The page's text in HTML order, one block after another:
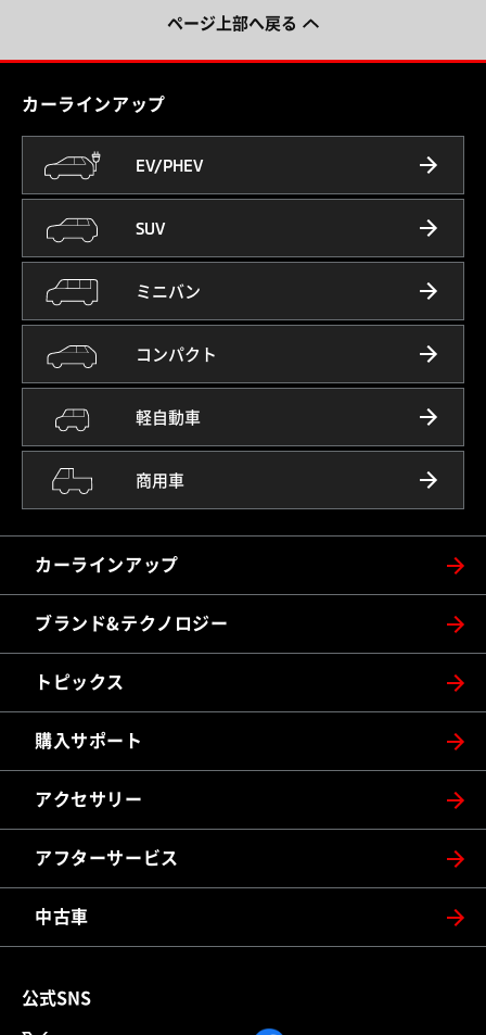
ページ上部へ戻る
カーラインアップ
EV/PHEV
SUV
ミニバン
コンパクト
軽自動車
商用車
カーラインアップ
ブランド&テクノロジー
トピックス
購入サポート
アクセサリー
アフターサービス
中古車
公式SNS